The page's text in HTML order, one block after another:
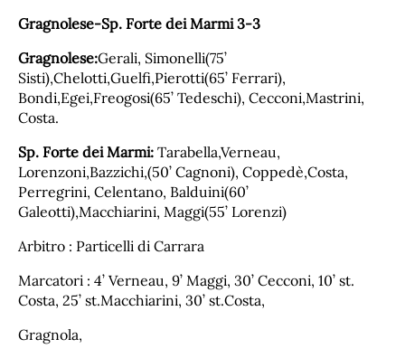
Gragnolese-Sp. Forte dei Marmi 3-3
Gragnolese:Gerali, Simonelli(75’
Sisti),Chelotti,Guelfi,Pierotti(65’ Ferrari),
Bondi,Egei,Freogosi(65’ Tedeschi), Cecconi,Mastrini,
Costa.
Sp. Forte dei Marmi: Tarabella,Verneau,
Lorenzoni,Bazzichi,(50’ Cagnoni), Coppedè,Costa,
Perregrini, Celentano, Balduini(60’
Galeotti),Macchiarini, Maggi(55’ Lorenzi)
Arbitro : Particelli di Carrara
Marcatori : 4’ Verneau, 9’ Maggi, 30’ Cecconi, 10’ st.
Costa, 25’ st.Macchiarini, 30’ st.Costa,
Gragnola,